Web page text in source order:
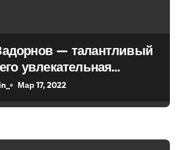
— талантливый
увлекательная
— выдающиеся
Мар 17, 2022